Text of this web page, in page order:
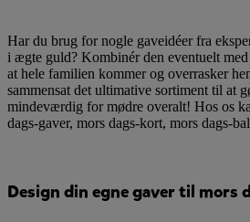
Har du brug for nogle gaveidéer fra
i ægte guld? Kombinér den eventuelt
at hele familien kommer og overrasker
sammensat det ultimative sortiment til at
mindeværdig for mødre overalt! Hos os
dags-gaver, mors dags-kort, mors dags-
Design din egne gaver til mors